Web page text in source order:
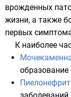
врожденных
жизни, а также
первых
К наиболее
образование
Пиелонефрит